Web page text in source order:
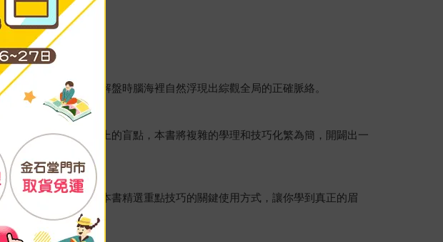
紮實基本功，日後解盤時腦海裡自然浮現出綜觀全局的正確脈絡。
，深知學生在學習上的盲點，本書將複雜的學理和技巧化繁為簡，開闢出一
多，算得越不準！本書精選重點技巧的關鍵使用方式，讓你學到真正的眉